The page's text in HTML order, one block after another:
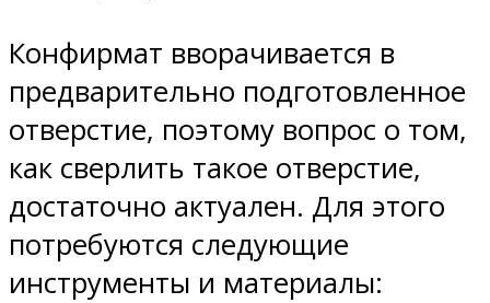
Конфирмат вворачивается в
предварительно подготовленное
отверстие, поэтому вопрос о том,
как сверлить такое отверстие,
достаточно актуален. Для этого
потребуются следующие
инструменты и материалы: